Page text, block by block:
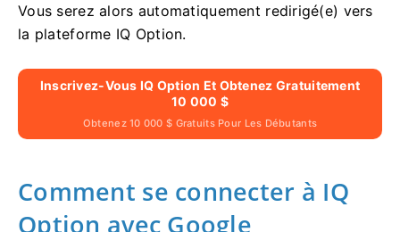
Vous serez alors automatiquement redirigé(e) vers
la plateforme IQ Option.
Inscrivez-Vous IQ Option Et Obtenez Gratuitement
10 000 $
Obtenez 10 000 $ Gratuits Pour Les Débutants
Comment se connecter à IQ
Option avec Google